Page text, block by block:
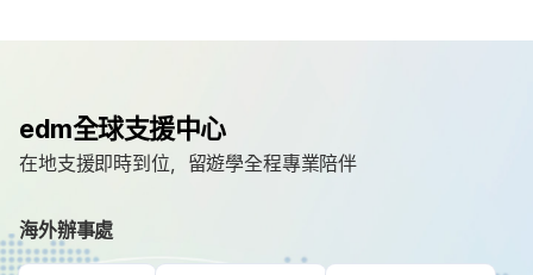
edm全球支援中心
在地支援即時到位，留遊學全程專業陪伴
海外辦事處